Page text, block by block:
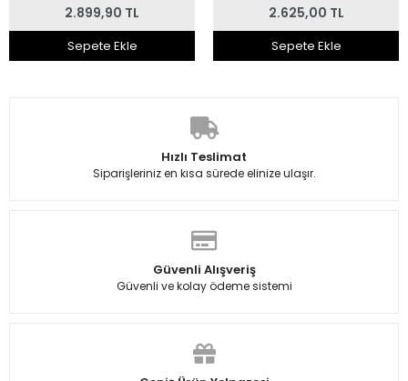
2.899,90 TL
Sepete Ekle
2.625,00 TL
Sepete Ekle
Hızlı Teslimat
Siparişleriniz en kısa sürede elinize ulaşır.
Güvenli Alışveriş
Güvenli ve kolay ödeme sistemi